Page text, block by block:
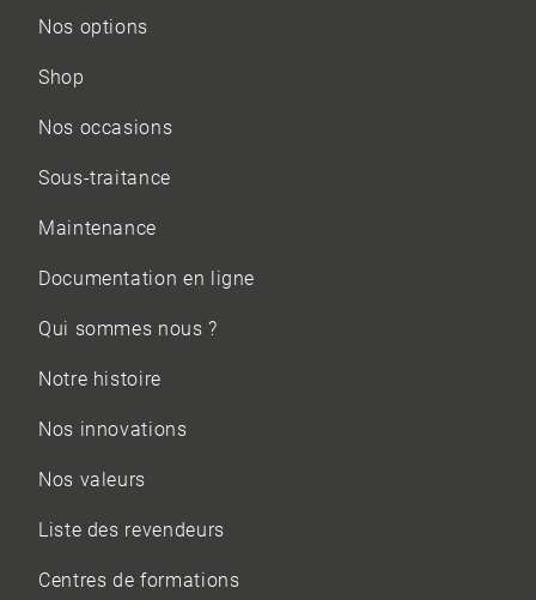
Nos options
Shop
Nos occasions
Sous-traitance
Maintenance
Documentation en ligne
Qui sommes nous ?
Notre histoire
Nos innovations
Nos valeurs
Liste des revendeurs
Centres de formations